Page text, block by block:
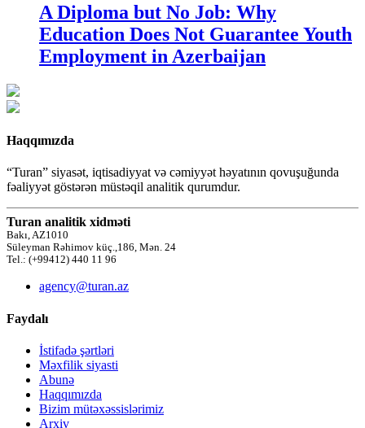
A Diploma but No Job: Why
Education Does Not Guarantee Youth
Employment in Azerbaijan
Haqqımızda
“Turan” siyasət, iqtisadiyyat və cəmiyyət həyatının qovuşuğunda
fəaliyyət göstərən müstəqil analitik qurumdur.
Turan analitik xidməti
Bakı, AZ1010
Süleyman Rəhimov küç.,186, Mən. 24
Tel.: (+99412) 440 11 96
agency@turan.az
Faydalı
İstifadə şərtləri
Məxfilik siyasti
Abunə
Haqqımızda
Bizim mütəxəssislərimiz
Arxiv